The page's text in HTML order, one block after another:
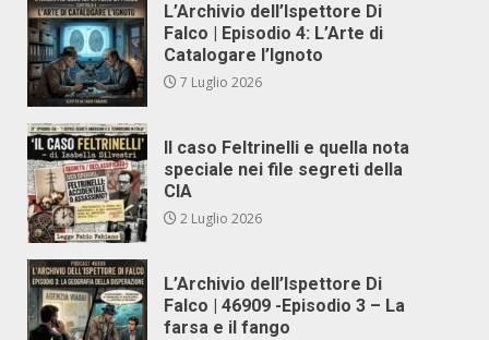
L’Archivio dell’Ispettore Di
Falco | Episodio 4: L’Arte di
Catalogare l’Ignoto
7 Luglio 2026
Il caso Feltrinelli e quella nota
speciale nei file segreti della
CIA
2 Luglio 2026
L’Archivio dell’Ispettore Di
Falco | 46909 -Episodio 3 – La
farsa e il fango